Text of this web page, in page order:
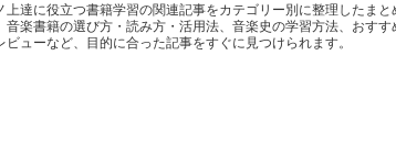
上達に役立つ書籍学習の関連記事をカテゴリー別に整理したまと
音楽書籍の選び方・読み方・活用法、音楽史の学習方法、おすす
ビューなど、目的に合った記事をすぐに見つけられます。